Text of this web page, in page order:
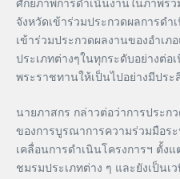
ศักยภาพการดำเนินงานในภาพร
จังหวัดเข้าร่วมประกวดผลการด
เข้าร่วมประกวดผลงานของอำเภ
ประเภทต่างๆในทุกระดับอย่างต่อ
พระราชทานให้เป็นไปอย่างมีประ
นายภาสกร กล่าวต่อว่าการประก
ของการบูรณาการความร่วมมือร
เคลื่อนการดำเนินโครงการฯ ตั้ง
ชมรมประเภทต่าง ๆ และยังเป็นเ